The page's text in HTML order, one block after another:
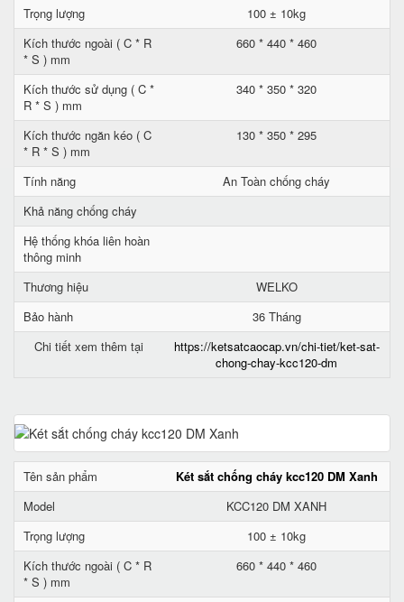
Trọng lượng
100 ± 10kg
Kích thước ngoài ( C * R
* S ) mm
660 * 440 * 460
Kích thước sử dụng ( C *
R * S ) mm
340 * 350 * 320
Kích thước ngăn kéo ( C
* R * S ) mm
130 * 350 * 295
Tính năng
An Toàn chống cháy
Khả năng chống cháy
Hệ thống khóa liên hoàn
thông minh
Thương hiệu
WELKO
Bảo hành
36 Tháng
Chi tiết xem thêm tại
https://ketsatcaocap.vn/chi-tiet/ket-sat-
chong-chay-kcc120-dm
Tên sản phẩm
Két sắt chống cháy kcc120 DM Xanh
Model
KCC120 DM XANH
Trọng lượng
100 ± 10kg
Kích thước ngoài ( C * R
* S ) mm
660 * 440 * 460